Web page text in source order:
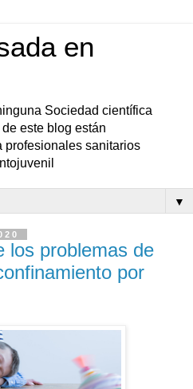
en
Sociedad científica
este blog están
profesionales sanitarios
▼
los problemas de
por